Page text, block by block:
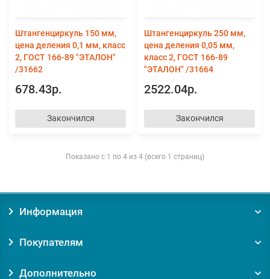
Штангенциркуль 150 мм,
цена деления 0,1 мм, класс
2, ГОСТ 166-89 "ЭТАЛОН"
/31662
678.43р.
Закончился
Штангенциркуль 250 мм,
цена деления 0,05 мм,
класс 2, ГОСТ 166-89
"ЭТАЛОН" /31664
2522.04р.
Закончился
Показано с 1 по 4 из 4 (всего 1 страниц)
Информация
Покупателям
Дополнительно